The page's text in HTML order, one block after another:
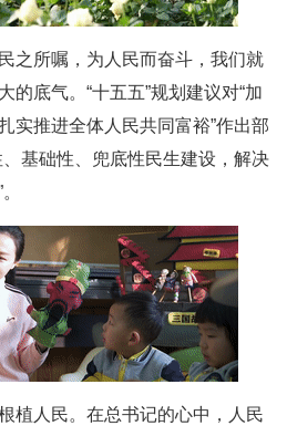
之所嘱，为人民而奋斗，我们就
的底气。“十五五”规划建议对“加
实推进全体人民共同富裕”作出部
基础性、兜底性民生建设，解决
植人民。在总书记的心中，人民